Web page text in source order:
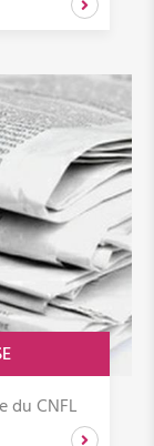
du CNFL